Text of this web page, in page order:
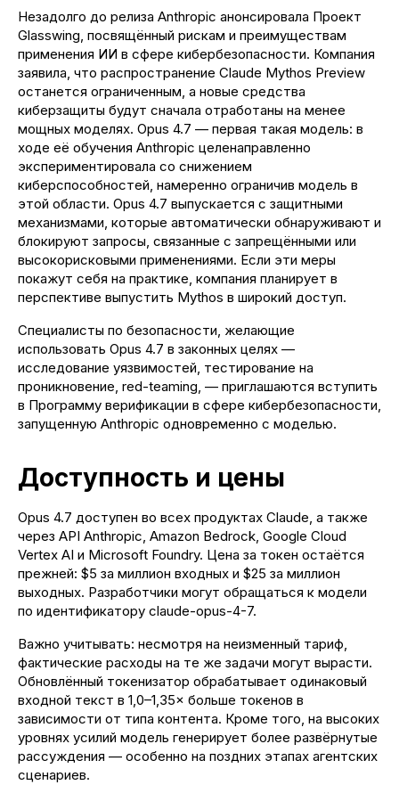
Незадолго до релиза Anthropic анонсировала Проект
Glasswing, посвящённый рискам и преимуществам
применения ИИ в сфере кибербезопасности. Компания
заявила, что распространение Claude Mythos Preview
останется ограниченным, а новые средства
киберзащиты будут сначала отработаны на менее
мощных моделях. Opus 4.7 — первая такая модель: в
ходе её обучения Anthropic целенаправленно
экспериментировала со снижением
киберспособностей, намеренно ограничив модель в
этой области. Opus 4.7 выпускается с защитными
механизмами, которые автоматически обнаруживают и
блокируют запросы, связанные с запрещёнными или
высокорисковыми применениями. Если эти меры
покажут себя на практике, компания планирует в
перспективе выпустить Mythos в широкий доступ.
Специалисты по безопасности, желающие
использовать Opus 4.7 в законных целях —
исследование уязвимостей, тестирование на
проникновение, red-teaming, — приглашаются вступить
в Программу верификации в сфере кибербезопасности,
запущенную Anthropic одновременно с моделью.
Доступность и цены
Opus 4.7 доступен во всех продуктах Claude, а также
через API Anthropic, Amazon Bedrock, Google Cloud
Vertex AI и Microsoft Foundry. Цена за токен остаётся
прежней: $5 за миллион входных и $25 за миллион
выходных. Разработчики могут обращаться к модели
по идентификатору claude-opus-4-7.
Важно учитывать: несмотря на неизменный тариф,
фактические расходы на те же задачи могут вырасти.
Обновлённый токенизатор обрабатывает одинаковый
входной текст в 1,0–1,35× больше токенов в
зависимости от типа контента. Кроме того, на высоких
уровнях усилий модель генерирует более развёрнутые
рассуждения — особенно на поздних этапах агентских
сценариев.
Поделиться